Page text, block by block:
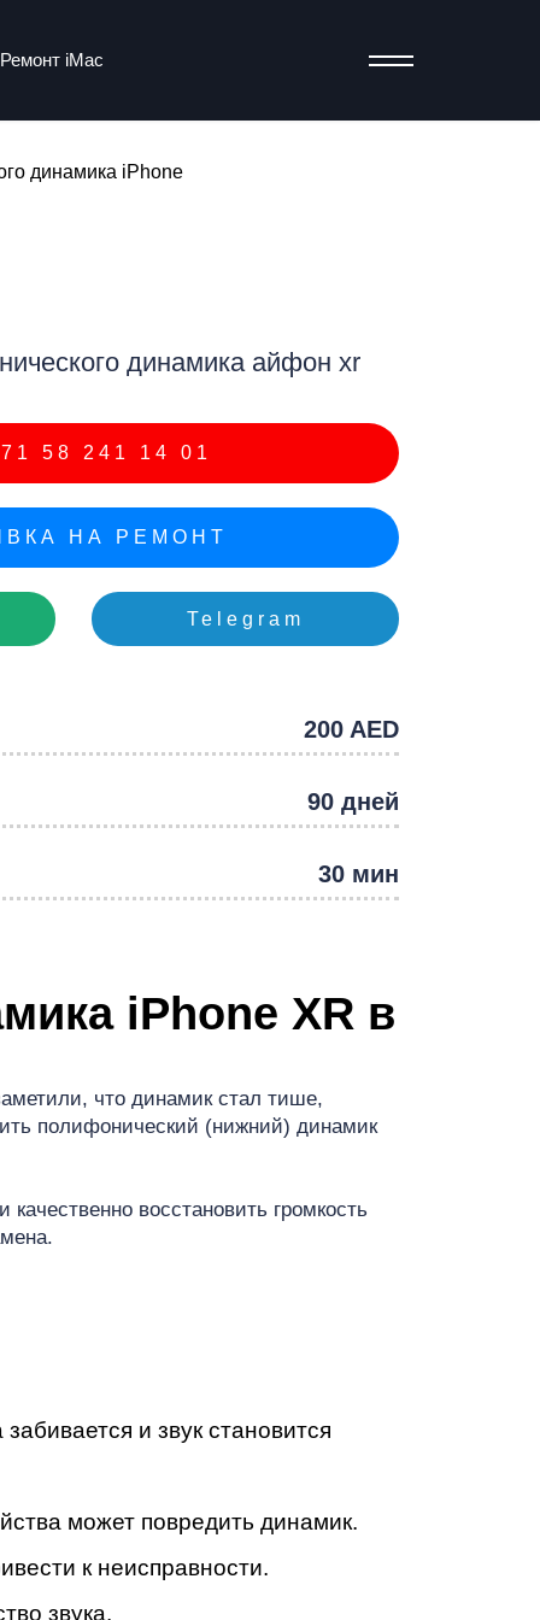
Ремонт iMac
динамика iPhone
динамика айфон xr
58 241 14 01
НА РЕМОНТ
Telegram
200 AED
90 дней
30 мин
iPhone XR в
что динамик стал тише,
полифонический (нижний) динамик
восстановить громкость
и звук становится
может повредить динамик.
к неисправности.
звука.